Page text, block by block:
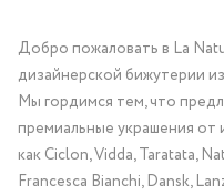
Добро пожаловать в La
дизайнерской бижутерии
Мы гордимся тем, что
премиальные украшения от
как Ciclon, Vidda, Taratata,
Francesca Bianchi, Dansk,